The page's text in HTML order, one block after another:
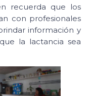
recuerda que los
con profesionales
información y
la lactancia sea